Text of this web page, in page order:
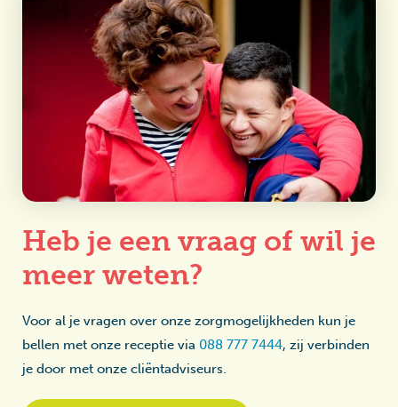
Heb je een vraag of wil je
meer weten?
Voor al je vragen over onze zorgmogelijkheden kun je
bellen met onze receptie via 088 777 7444, zij verbinden
je door met onze cliëntadviseurs.